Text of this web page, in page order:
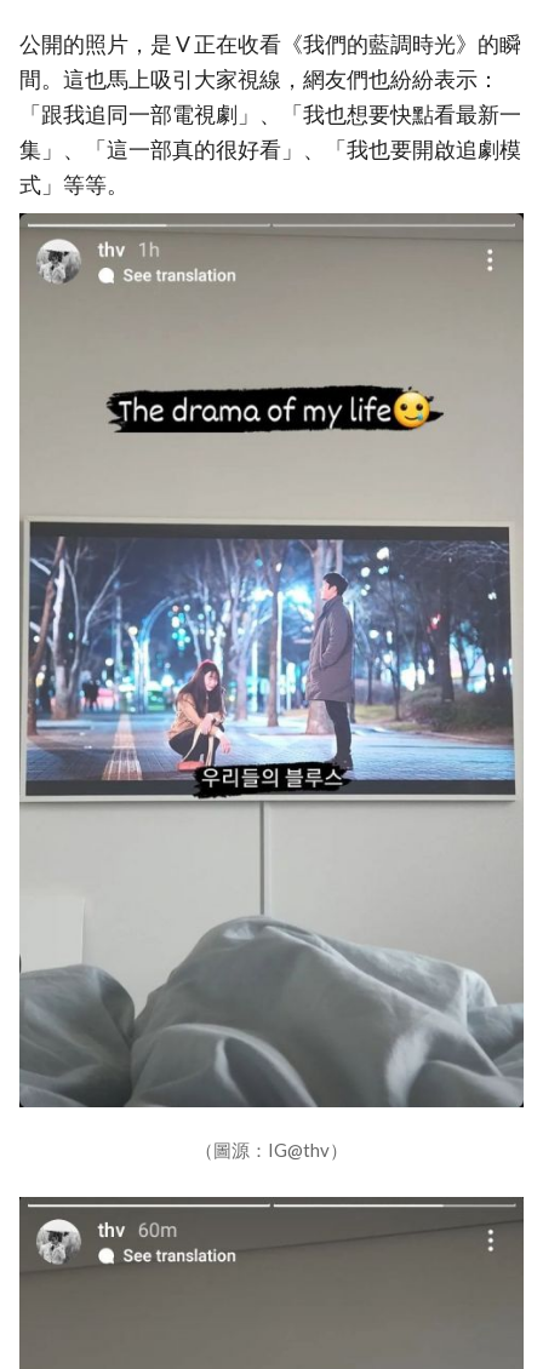
公開的照片，是 V 正在收看《我們的藍調時光》的瞬
間。這也馬上吸引大家視線，網友們也紛紛表示：
「跟我追同一部電視劇」、「我也想要快點看最新一
集」、「這一部真的很好看」、「我也要開啟追劇模
式」等等。
（圖源：IG@thv）